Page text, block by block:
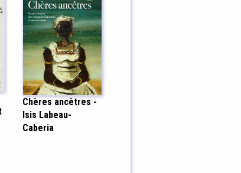
Chères ancêtres -
Isis Labeau-
Caberia